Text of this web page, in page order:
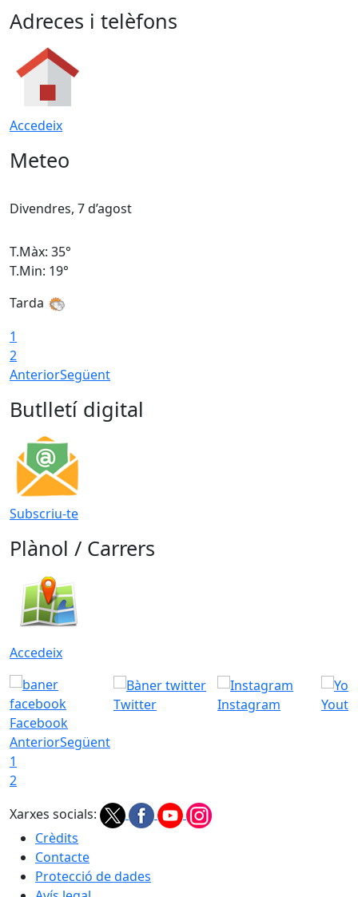
Adreces i telèfons
Accedeix
Meteo
Divendres, 7 d’agost
T.Màx: 35°
T.Min: 19°
Tarda
1
2
AnteriorSegüent
Butlletí digital
Subscriu-te
Plànol / Carrers
Accedeix
Facebook
Twitter Instagram
AnteriorSegüent
1
2
Xarxes socials:
Crèdits
Contacte
Protecció de dades